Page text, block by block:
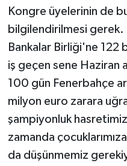
Kongre üyelerinin de
bilgilendirilmesi gerek.
Bankalar Birliği'ne
iş geçen sene Haziran
100 gün Fenerbahçe
milyon euro zarara
şampiyonluk
zamanda çocuklarımıza
da düşünmemiz